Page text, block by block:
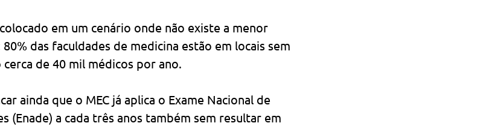
em um cenário onde não existe a menor
das faculdades de medicina estão em locais sem
de 40 mil médicos por ano.
ainda que o MEC já aplica o Exame Nacional de
(Enade) a cada três anos também sem resultar em